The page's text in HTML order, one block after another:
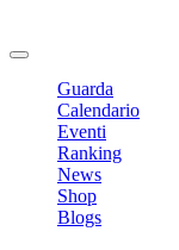
Guarda
Calendario
Eventi
Ranking
News
Shop
Blogs